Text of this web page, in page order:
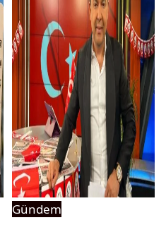
Gündem